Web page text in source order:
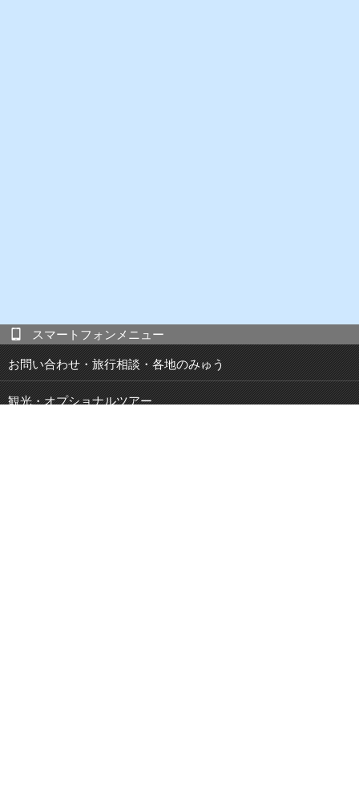
スマートフォンメニュー
お問い合わせ・旅行相談・各地のみゅう
観光・オプショナルツアー